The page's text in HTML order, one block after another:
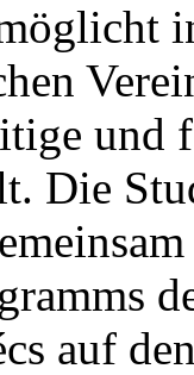
und
Die
auf